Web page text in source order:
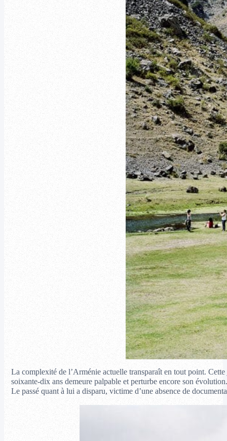
La complexité de l’Arménie actuelle transparaît en tout point.
soixante-dix ans demeure palpable et perturbe encore son
Le passé quant à lui a disparu, victime d’une absence de